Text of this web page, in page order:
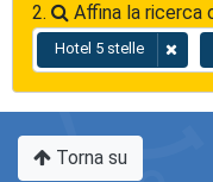
2. Affina la ricerca
Hotel 5 stelle
Torna su